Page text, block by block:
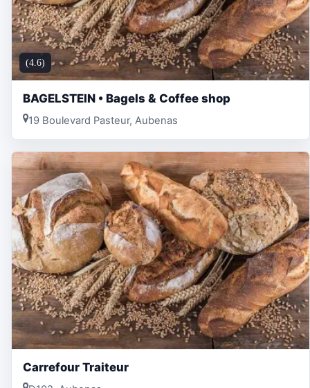
(4.6)
BAGELSTEIN • Bagels & Coffee shop
19 Boulevard Pasteur, Aubenas
Carrefour Traiteur